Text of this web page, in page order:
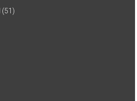
(51)